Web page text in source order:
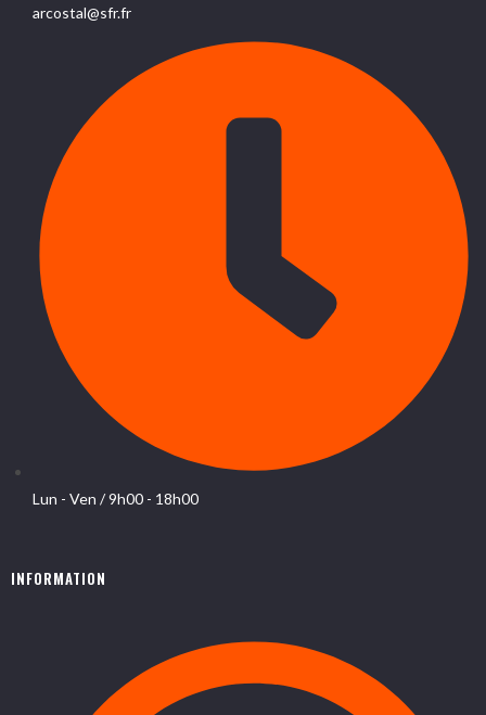
arcostal@sfr.fr
Lun - Ven / 9h00 - 18h00
INFORMATION